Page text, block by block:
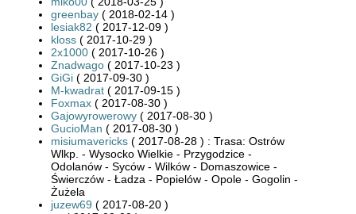
greenbay ( 2018-02-14 )
lesiak82 ( 2017-12-09 )
kloss ( 2017-10-29 )
2x1000 ( 2017-10-26 )
Znadwago ( 2017-10-23 )
GiGi ( 2017-09-30 )
M-kwadrat ( 2017-09-15 )
Foxmax ( 2017-08-30 )
Gajowyrowerowy ( 2017-08-30 )
GucioMan ( 2017-08-30 )
misiumavericks ( 2017-08-28 ) : Trasa: Ostrów
Wlkp. - Wysocko Wielkie - Przygodzice -
Odolanów - Syców - Wilków - Domaszowice -
Świerczów - Ładza - Popielów - Opole - Gogolin -
Żużela
juzew69 ( 2017-08-20 )